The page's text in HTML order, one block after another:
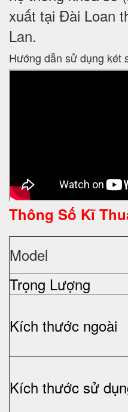
xuất tại Đài Loan
Lan.
Hướng dẫn sử dụng két
Thông Số Kĩ
Model
Trọng Lượng
Kích thước ngoài
Kích thước sử